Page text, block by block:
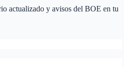
actualizado y avisos del BOE en tu